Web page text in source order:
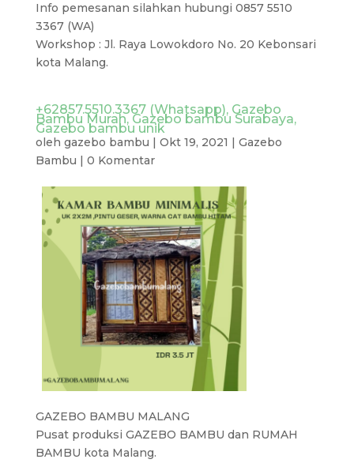
Info pemesanan silahkan hubungi 0857 5510
3367 (WA)
Workshop : Jl. Raya Lowokdoro No. 20 Kebonsari
kota Malang.
+62857.5510.3367 (Whatsapp), Gazebo
Bambu Murah, Gazebo bambu Surabaya,
Gazebo bambu unik
oleh gazebo bambu | Okt 19, 2021 | Gazebo
Bambu | 0 Komentar
GAZEBO BAMBU MALANG
Pusat produksi GAZEBO BAMBU dan RUMAH
BAMBU kota Malang.